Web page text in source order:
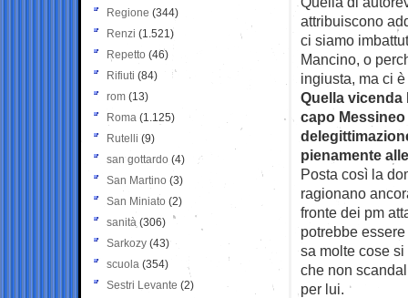
attribuiscono
ci siamo
Mancino, o
ingiusta, ma ci
Quella vicenda
capo
pienamente
Posta così la
ragionano
fronte dei pm
potrebbe
sa molte cose
che non
per lui.
Regione (344)
Renzi (1.521)
Repetto (46)
Rifiuti (84)
rom (13)
Roma (1.125)
Rutelli (9)
san gottardo (4)
San Martino (3)
San Miniato (2)
sanità (306)
Sarkozy (43)
scuola (354)
Sestri Levante (2)